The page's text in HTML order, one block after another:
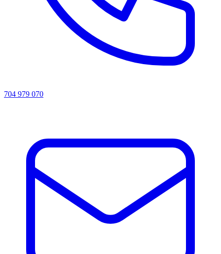
704 979 070